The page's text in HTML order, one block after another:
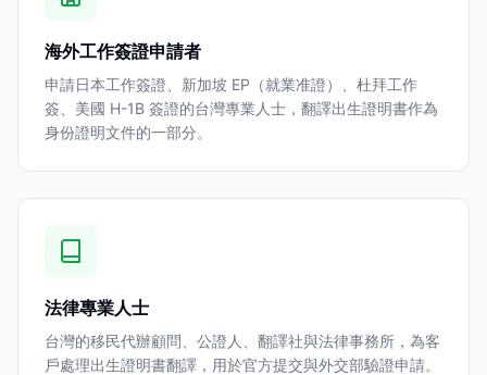
海外工作簽證申請者
申請日本工作簽證、新加坡 EP（就業准證）、杜拜工作
簽、美國 H-1B 簽證的台灣專業人士，翻譯出生證明書作為
身份證明文件的一部分。
法律專業人士
台灣的移民代辦顧問、公證人、翻譯社與法律事務所，為客
戶處理出生證明書翻譯，用於官方提交與外交部驗證申請。